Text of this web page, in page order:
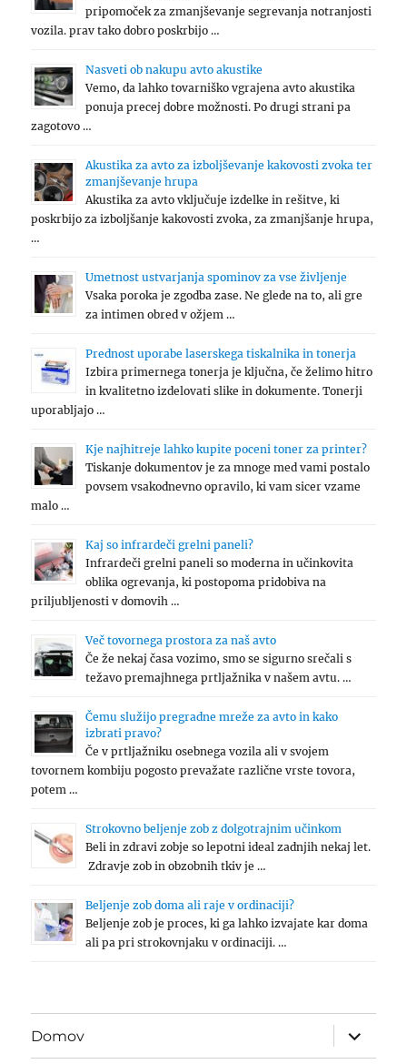
pripomoček za zmanjševanje segrevanja notranjosti
vozila. prav tako dobro poskrbijo …
Nasveti ob nakupu avto akustike
Vemo, da lahko tovarniško vgrajena avto akustika
ponuja precej dobre možnosti. Po drugi strani pa
zagotovo …
Akustika za avto za izboljševanje kakovosti zvoka ter
zmanjševanje hrupa
Akustika za avto vključuje izdelke in rešitve, ki
poskrbijo za izboljšanje kakovosti zvoka, za zmanjšanje hrupa,
…
Umetnost ustvarjanja spominov za vse življenje
Vsaka poroka je zgodba zase. Ne glede na to, ali gre
za intimen obred v ožjem …
Prednost uporabe laserskega tiskalnika in tonerja
Izbira primernega tonerja je ključna, če želimo hitro
in kvalitetno izdelovati slike in dokumente. Tonerji
uporabljajo …
Kje najhitreje lahko kupite poceni toner za printer?
Tiskanje dokumentov je za mnoge med vami postalo
povsem vsakodnevno opravilo, ki vam sicer vzame
malo …
Kaj so infrardeči grelni paneli?
Infrardeči grelni paneli so moderna in učinkovita
oblika ogrevanja, ki postopoma pridobiva na
priljubljenosti v domovih …
Več tovornega prostora za naš avto
Če že nekaj časa vozimo, smo se sigurno srečali s
težavo premajhnega prtljažnika v našem avtu. …
Čemu služijo pregradne mreže za avto in kako
izbrati pravo?
Če v prtljažniku osebnega vozila ali v svojem
tovornem kombiju pogosto prevažate različne vrste tovora,
potem …
Strokovno beljenje zob z dolgotrajnim učinkom
Beli in zdravi zobje so lepotni ideal zadnjih nekaj let.
Zdravje zob in obzobnih tkiv je …
Beljenje zob doma ali raje v ordinaciji?
Beljenje zob je proces, ki ga lahko izvajate kar doma
ali pa pri strokovnjaku v ordinaciji. …
Domov
expand
child
menu